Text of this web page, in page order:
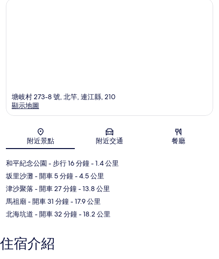
地圖
塘岐村 273-8 號, 北竿, 連江縣, 210
顯示地圖
附近景點 附近交通 餐廳
和平紀念公園 - 步行 16 分鐘- 1.4 公里
坂里沙灘- 開車 5 分鐘- 4.5 公里
津沙聚落 - 開車 27 分鐘- 13.8 公里
馬祖廟 - 開車 31 分鐘- 17.9 公里
北海坑道 - 開車 32 分鐘- 18.2 公里
住宿介紹